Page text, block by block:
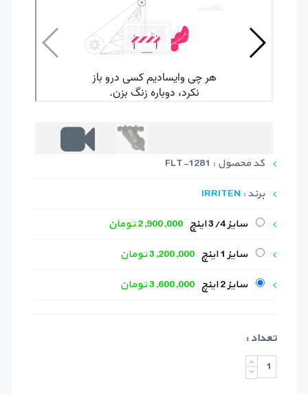
کد محصول : FLT-1281
برند : IRRITEN
سایز 3/4 اینچ
2,900,000 تومان
سایز 1 اینچ
3,200,000 تومان
سایز 2 اینچ
3,600,000 تومان
تعداد :